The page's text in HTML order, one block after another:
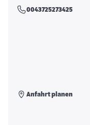
0043725273425
Anfahrt planen